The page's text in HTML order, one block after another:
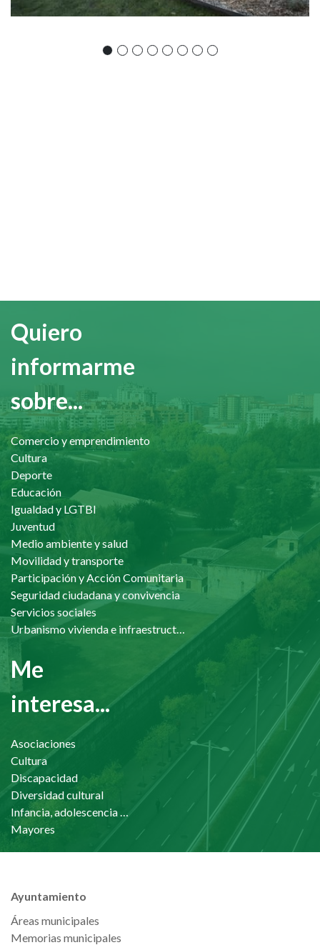
Quiero
informarme
sobre...
Comercio y emprendimiento
Cultura
Deporte
Educación
Igualdad y LGTBI
Juventud
Medio ambiente y salud
Movilidad y transporte
Participación y Acción Comunitaria
Seguridad ciudadana y convivencia
Servicios sociales
Urbanismo vivienda e infraestructuras
Me
interesa...
Asociaciones
Cultura
Discapacidad
Diversidad cultural
Infancia, adolescencia y familia
Mayores
Ayuntamiento
Áreas municipales
Memorias municipales